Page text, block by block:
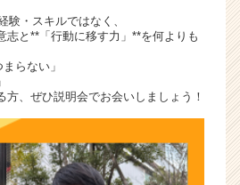
験・スキルではなく、
志と**「行動に移す力」**を何よりも
らない」
方、ぜひ説明会でお会いしましょう！